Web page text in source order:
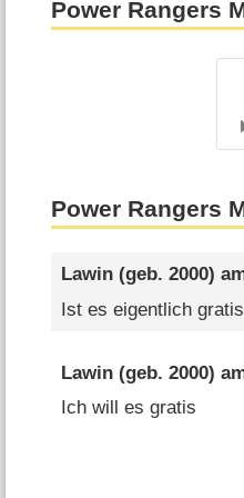
Power Rangers
Power Rangers
Lawin(geb. 2000)
Ist es eigentlich gratis
Lawin(geb. 2000)
Ich will es gratis